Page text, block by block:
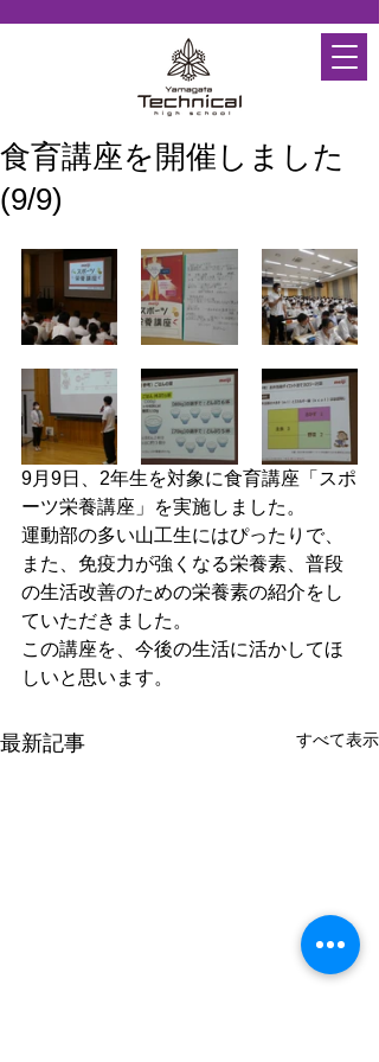
食育講座を開催しました
(9/9)
9月9日、2年生を対象に食育講座「スポ
ーツ栄養講座」を実施しました。
運動部の多い山工生にはぴったりで、
また、免疫力が強くなる栄養素、普段
の生活改善のための栄養素の紹介をし
ていただきました。
この講座を、今後の生活に活かしてほ
しいと思います。
最新記事 すべて表示